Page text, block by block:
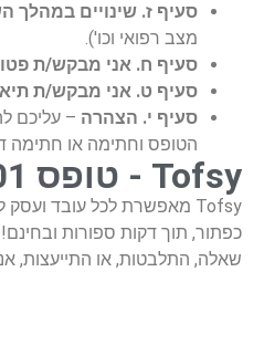
סעיף ז. שינויים במהלך
מצב רפואי וכו').
סעיף ח. אני מבקש/ת
סעיף ט. אני מבקש/ת
סעיף י. הצהרה – עליכם
הטופס וחתימה או חתימה
Tofsy - טופס 101 מקוון וכל הטפסים שאתם זקוקים להם בפורמט דיגיטלי
כפתור, תוך דקות ספורות
שאלה, התלבטות, או התייעצות,